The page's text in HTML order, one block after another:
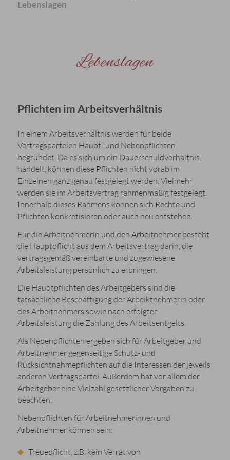
Lebenslagen
Lebenslagen
Pflichten im Arbeitsverhältnis
In einem Arbeitsverhältnis werden für beide
Vertragsparteien Haupt- und Nebenpflichten
begründet. Da es sich um ein Dauerschuldverhältnis
handelt, können diese Pflichten nicht vorab im
Einzelnen ganz genau festgelegt werden. Vielmehr
werden sie im Arbeitsvertrag rahmenmäßig festgelegt.
Innerhalb dieses Rahmens können sich Rechte und
Pflichten konkretisieren oder auch neu entstehen.
Für die Arbeitnehmerin und den Arbeitnehmer besteht
die Hauptpflicht aus dem Arbeitsvertrag darin, die
vertragsgemäß vereinbarte und zugewiesene
Arbeitsleistung persönlich zu erbringen.
Die Hauptpflichten des Arbeitgebers sind die
tatsächliche Beschäftigung der Arbeiktnehmerin oder
des Arbeitnehmers sowie nach erfolgter
Arbeitsleistung die Zahlung des Arbeitsentgelts.
Als Nebenpflichten ergeben sich für Arbeitgeber und
Arbeitnehmer gegenseitige Schutz- und
Rücksichtnahmepflichten auf die Interessen der jeweils
anderen Vertragspartei. Außerdem hat vor allem der
Arbeitgeber eine Vielzahl gesetzlicher Vorgaben zu
beachten.
Nebenpflichten für Arbeitnehmerinnen und
Arbeitnehmer können sein:
Treuepflicht, z.B. kein Verrat von